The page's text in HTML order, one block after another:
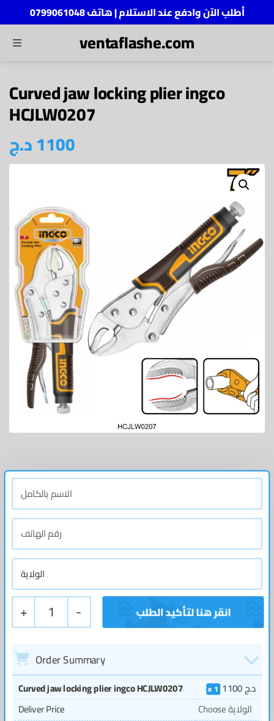
أطلب الآن وادفع عند الاستلام | هاتف 0799061048
MENU ventaflashe.com
Curved jaw locking plier ingco
HCJLW0207
1100د.ج
+ 1 -
Order Summary
Curved jaw locking plier ingco HCJLW0207 1 1100د.ج
Deliver Price
Choose الولاية